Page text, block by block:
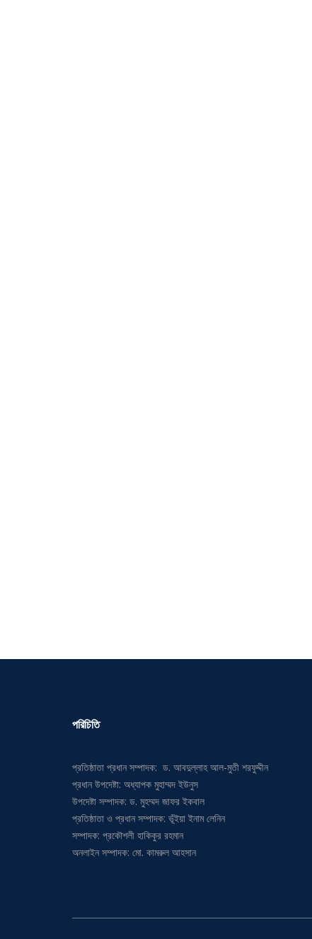
পরিচিতি
প্রতিষ্ঠাতা প্রধান সম্পাদক: ড. আবদুল্লাহ আল-মুতী শরফুদ্দীন
প্রধান উপদেষ্টা: অধ্যাপক মুহাম্মদ ইউনুস
উপদেষ্টা সম্পাদক: ড. মুহম্মদ জাফর ইকবাল
প্রতিষ্ঠাতা ও প্রধান সম্পাদক: ভূঁইয়া ইনাম লেনিন
সম্পাদক: প্রকৌশলী হাকিকুর রহমান
অনলাইন সম্পাদক: মো. কামরুল আহসান